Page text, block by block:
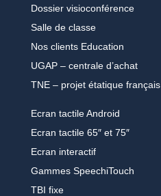
Dossier visioconférence
Salle de classe
Nos clients Education
UGAP – centrale d’achat
TNE – projet étatique français
Ecran tactile Android
Ecran tactile 65″ et 75″
Ecran interactif
Gammes SpeechiTouch
TBI fixe